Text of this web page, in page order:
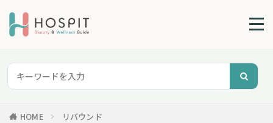
HOME リバウンド